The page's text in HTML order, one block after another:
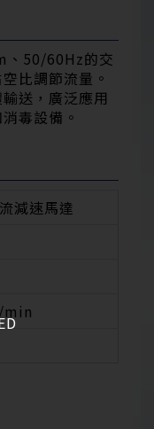
、50/60Hz的交
比調節流量。
送，廣泛應用
毒設備。
減速馬達